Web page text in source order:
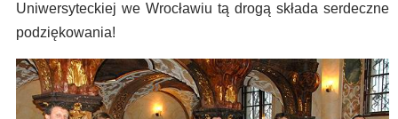
Uniwersyteckiej we Wrocławiu tą drogą składa serdeczne
podziękowania!